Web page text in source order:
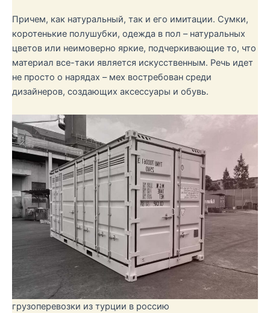
Причем, как натуральный, так и его имитации. Сумки,
коротенькие полушубки, одежда в пол – натуральных
цветов или неимоверно яркие, подчеркивающие то, что
материал все-таки является искусственным. Речь идет
не просто о нарядах – мех востребован среди
дизайнеров, создающих аксессуары и обувь.
грузоперевозки из турции в россию